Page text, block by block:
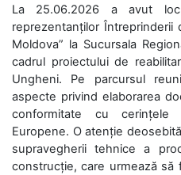
La 25.06.2026 a avut
reprezentanților Întreprinderii
Moldova” la Sucursala
cadrul proiectului de
Ungheni. Pe parcursul
aspecte privind elaborarea
conformitate cu cerințele
Europene. O atenție
supravegherii tehnice a
construcție, care urmează să